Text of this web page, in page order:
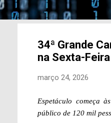
34ª Grande
na Sexta-
março 24, 2026
Espetáculo começa
público de 120 mil